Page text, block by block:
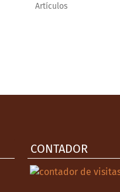
Artículos
CONTADOR